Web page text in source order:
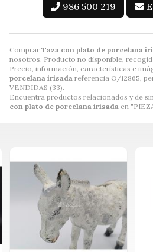
Comprar Taza con plato de porcelana
nosotros. Producto no disponible,
Precio, información, características e
porcelana irisada referencia O/12865,
VENDIDAS (33).
Encuentra productos relacionados y de
con plato de porcelana irisada en
986 500 219